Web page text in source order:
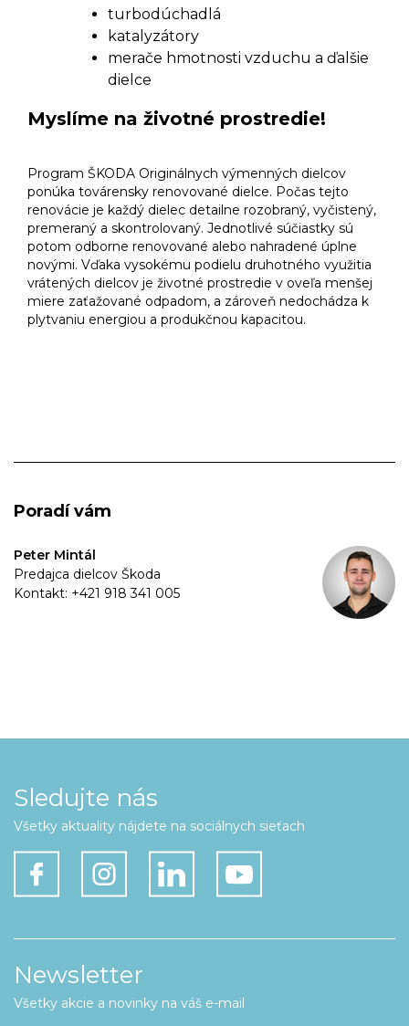
turbodúchadlá
katalyzátory
merače hmotnosti vzduchu a ďalšie
dielce
Myslíme na životné prostredie!
Program ŠKODA Originálnych výmenných dielcov
ponúka továrensky renovované dielce. Počas tejto
renovácie je každý dielec detailne rozobraný, vyčistený,
premeraný a skontrolovaný. Jednotlivé súčiastky sú
potom odborne renovované alebo nahradené úplne
novými. Vďaka vysokému podielu druhotného využitia
vrátených dielcov je životné prostredie v oveľa menšej
miere zaťažované odpadom, a zároveň nedochádza k
plytvaniu energiou a produkčnou kapacitou.
Poradí vám
Peter Mintál
Predajca dielcov Škoda
Kontakt: +421 918 341 005
Sledujte nás
Všetky aktuality nájdete na sociálnych sieťach
Newsletter
Všetky akcie a novinky na váš e-mail